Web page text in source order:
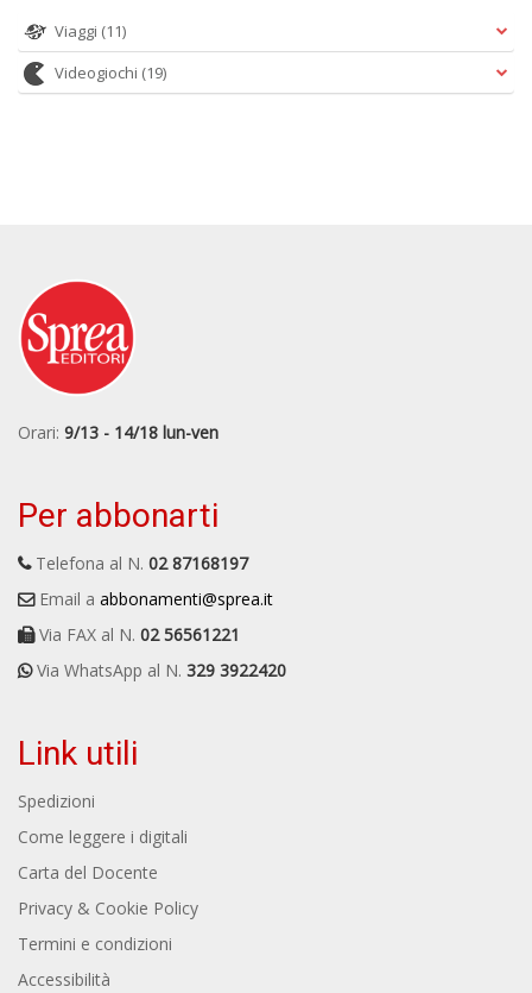
Viaggi (11)
Videogiochi (19)
Orari: 9/13 - 14/18 lun-ven
Per abbonarti
Telefona al N. 02 87168197
Email a abbonamenti@sprea.it
Via FAX al N. 02 56561221
Via WhatsApp al N. 329 3922420
Link utili
Spedizioni
Come leggere i digitali
Carta del Docente
Privacy & Cookie Policy
Termini e condizioni
Accessibilità